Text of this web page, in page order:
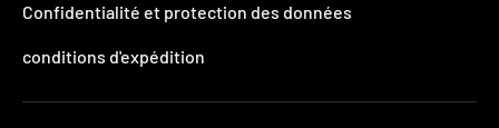
Confidentialité et protection des données
conditions d'expédition